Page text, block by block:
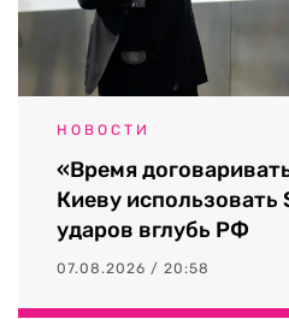
НОВОСТИ
«Время
Киеву использовать
ударов вглубь РФ
07.08.2026 / 20:58